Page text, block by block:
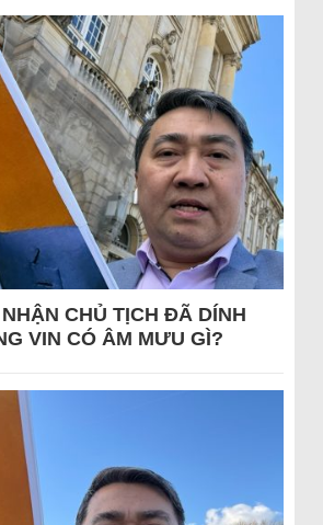
CHỦ TỊCH ĐÃ DÍNH
VIN CÓ ÂM MƯU GÌ?